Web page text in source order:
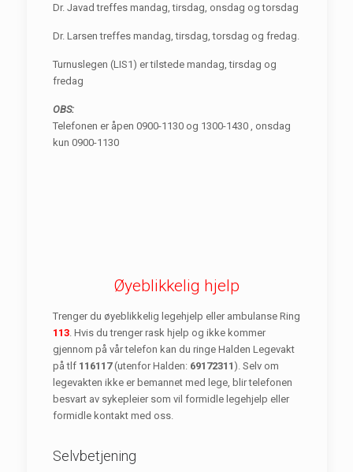
Dr. Javad treffes mandag, tirsdag, onsdag og torsdag
Dr. Larsen treffes mandag, tirsdag, torsdag og fredag.
Turnuslegen (LIS1) er tilstede mandag, tirsdag og
fredag
OBS:
Telefonen er åpen 0900-1130 og 1300-1430 , onsdag
kun 0900-1130
Øyeblikkelig hjelp
Trenger du øyeblikkelig legehjelp eller ambulanse Ring
113. Hvis du trenger rask hjelp og ikke kommer
gjennom på vår telefon kan du ringe Halden Legevakt
på tlf 116117(utenfor Halden: 69172311). Selv om
legevakten ikke er bemannet med lege, blir telefonen
besvart av sykepleier som vil formidle legehjelp eller
formidle kontakt med oss.
Selvbetjening